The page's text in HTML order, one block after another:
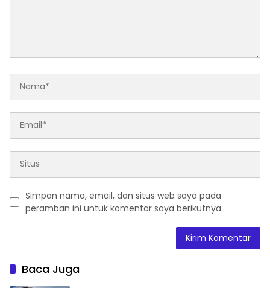
Simpan nama, email, dan situs web saya pada
peramban ini untuk komentar saya berikutnya.
Baca Juga